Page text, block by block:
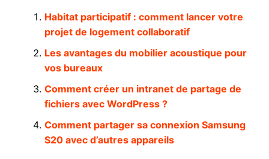
Habitat participatif : comment lancer votre
projet de logement collaboratif
Les avantages du mobilier acoustique pour
vos bureaux
Comment créer un intranet de partage de
fichiers avec WordPress ?
Comment partager sa connexion Samsung
S20 avec d’autres appareils